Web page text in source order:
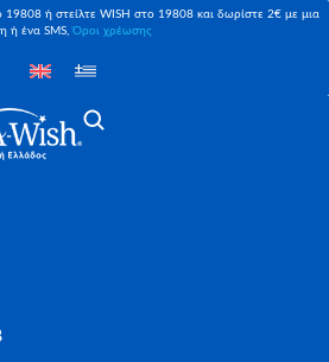
ή στείλτε WISH στο 19808 και δωρίστε 2€ με μια
ή ένα SMS,Όροι χρέωσης